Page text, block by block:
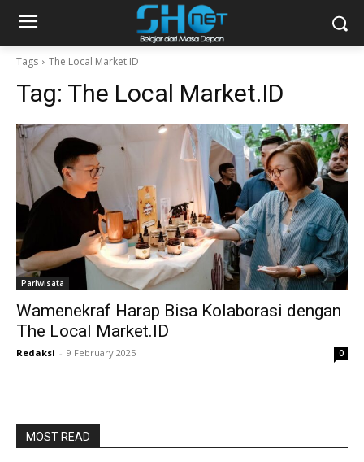
Tags The Local Market.ID
Tag: The Local Market.ID
Pariwisata
Wamenekraf Harap Bisa Kolaborasi dengan
The Local Market.ID
Redaksi - 9 February 2025 0
MOST READ